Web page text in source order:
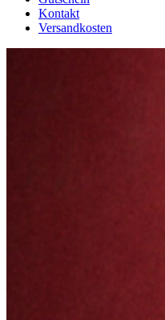
Kontakt
Versandkosten